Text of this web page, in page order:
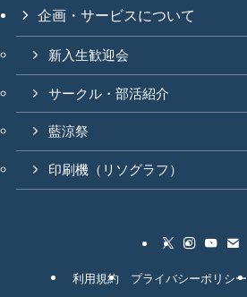
企画・サービスについて
新入生歓迎会
サークル・部活紹介
藍涼祭
印刷機（リソグラフ）
利用規約 プライバシーポリシー